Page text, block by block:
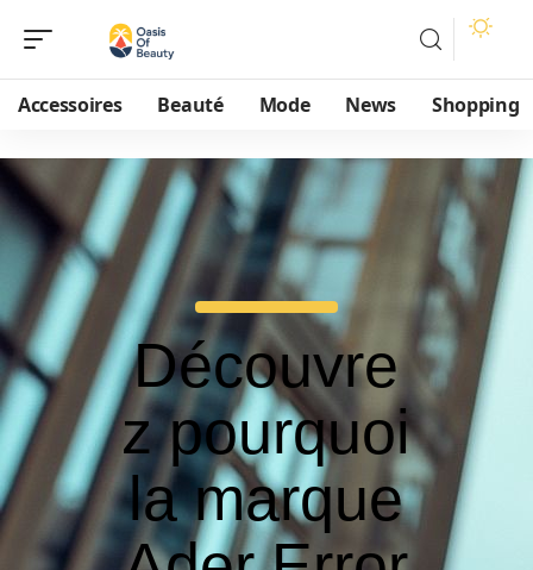
Accessoires Beauté Mode News Shopping
Découvre
z pourquoi
la marque